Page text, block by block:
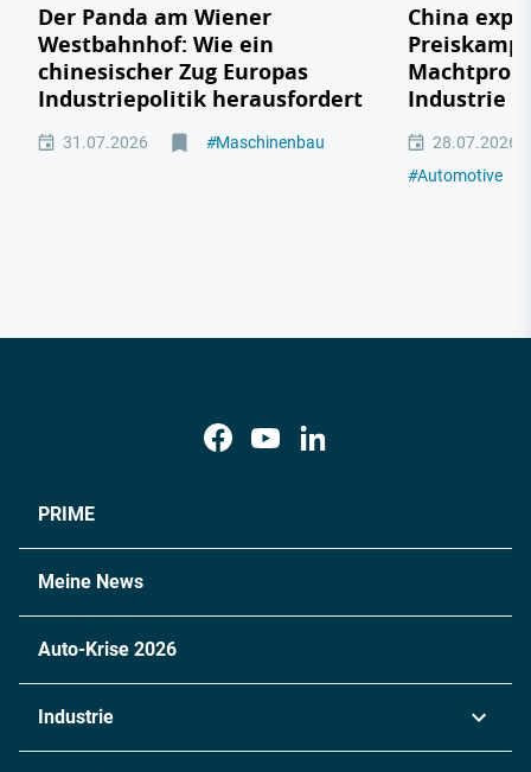
Der Panda am Wiener
Westbahnhof: Wie ein
chinesischer Zug Europas
Industriepolitik herausfordert
31.07.2026 #Maschinenbau
China
Industrie
28.07.2026
#Automotive
PRIME
Meine News
Auto-Krise 2026
Industrie